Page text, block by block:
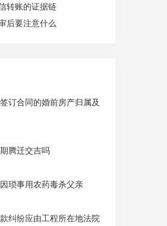
转账的证据链
后要注意什么
订合同的婚前房产归属及
腾迁交吉吗
琐事用农药毒杀父亲
纠纷应由工程所在地法院